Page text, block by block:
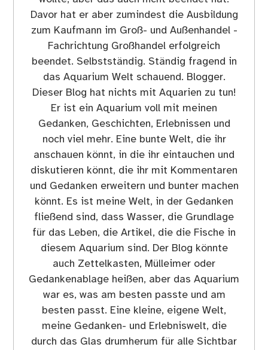
Davor hat er aber zumindest die Ausbildung
zum Kaufmann im Groß- und Außenhandel -
Fachrichtung Großhandel erfolgreich
beendet. Selbstständig. Ständig fragend in
das Aquarium Welt schauend. Blogger.
Dieser Blog hat nichts mit Aquarien zu tun!
Er ist ein Aquarium voll mit meinen
Gedanken, Geschichten, Erlebnissen und
noch viel mehr. Eine bunte Welt, die ihr
anschauen könnt, in die ihr eintauchen und
diskutieren könnt, die ihr mit Kommentaren
und Gedanken erweitern und bunter machen
könnt. Es ist meine Welt, in der Gedanken
fließend sind, dass Wasser, die Grundlage
für das Leben, die Artikel, die die Fische in
diesem Aquarium sind. Der Blog könnte
auch Zettelkasten, Mülleimer oder
Gedankenablage heißen, aber das Aquarium
war es, was am besten passte und am
besten passt. Eine kleine, eigene Welt,
meine Gedanken- und Erlebniswelt, die
durch das Glas drumherum für alle Sichtbar